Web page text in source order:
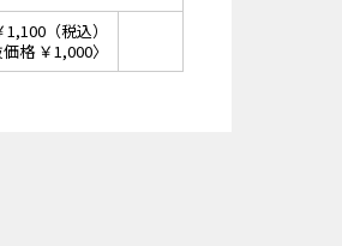
1,100（税込）
価格 ￥1,000〉